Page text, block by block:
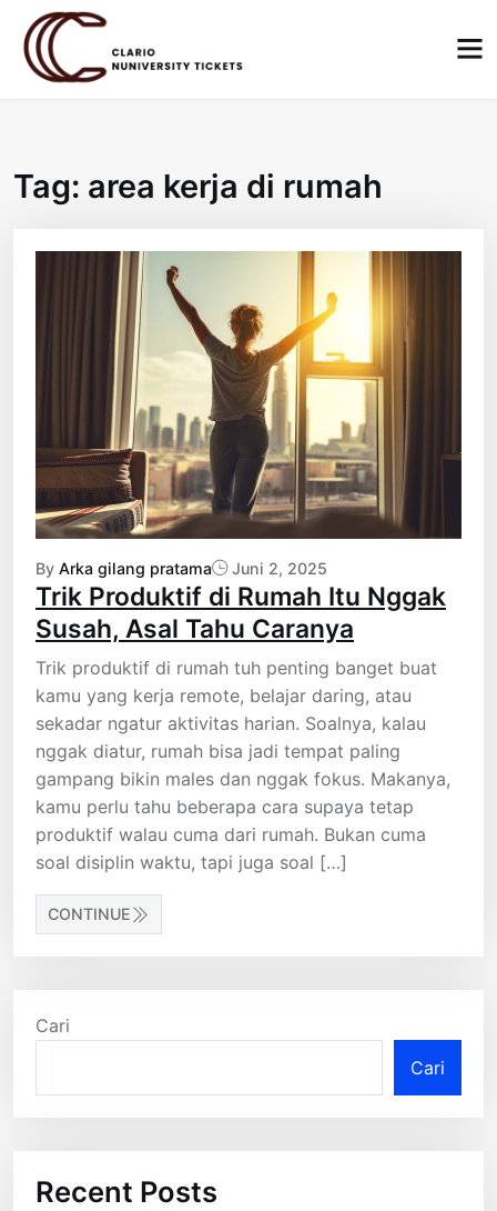
content
Tag: area kerja di rumah
By Arka gilang pratama Juni 2, 2025
Trik Produktif di Rumah Itu Nggak
Susah, Asal Tahu Caranya
Trik produktif di rumah tuh penting banget buat
kamu yang kerja remote, belajar daring, atau
sekadar ngatur aktivitas harian. Soalnya, kalau
nggak diatur, rumah bisa jadi tempat paling
gampang bikin males dan nggak fokus. Makanya,
kamu perlu tahu beberapa cara supaya tetap
produktif walau cuma dari rumah. Bukan cuma
soal disiplin waktu, tapi juga soal […]
CONTINUE
Cari
Cari
Recent Posts